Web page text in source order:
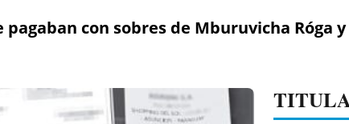
con sobres de Mburuvicha Róga